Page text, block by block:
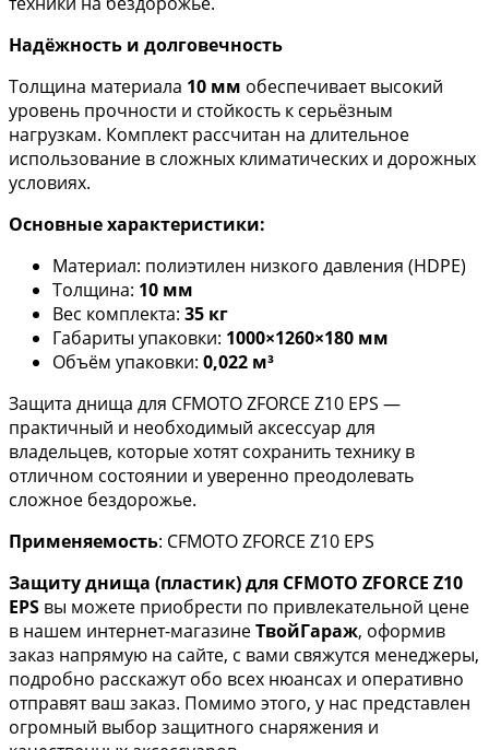
Надёжность и долговечность
Толщина материала 10 мм обеспечивает высокий
уровень прочности и стойкость к серьёзным
нагрузкам. Комплект рассчитан на длительное
использование в сложных климатических и дорожных
условиях.
Основные характеристики:
Материал: полиэтилен низкого давления (HDPE)
Толщина: 10 мм
Вес комплекта: 35 кг
Габариты упаковки: 1000×1260×180 мм
Объём упаковки: 0,022 м³
Защита днища для CFMOTO ZFORCE Z10 EPS —
практичный и необходимый аксессуар для
владельцев, которые хотят сохранить технику в
отличном состоянии и уверенно преодолевать
сложное бездорожье.
Применяемость: CFMOTO ZFORCE Z10 EPS
Защиту днища (пластик) для CFMOTO ZFORCE Z10
EPS вы можете приобрести по привлекательной цене
в нашем интернет-магазинеТвойГараж, оформив
заказ напрямую на сайте, с вами свяжутся менеджеры,
подробно расскажут обо всех нюансах и оперативно
отправят ваш заказ. Помимо этого, у нас представлен
огромный выбор защитного снаряжения и